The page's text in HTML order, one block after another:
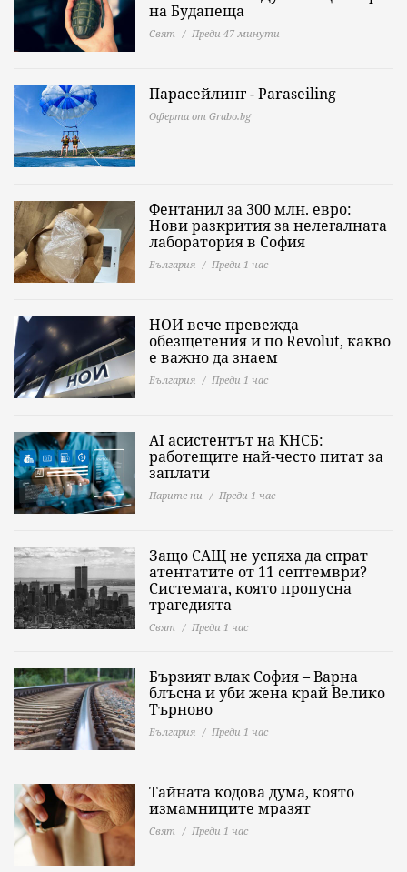
на Будапеща
Свят Преди 47 минути
Парасейлинг - Paraseiling
Оферта от Grabo.bg
Фентанил за 300 млн. евро:
Нови разкрития за нелегалната
лаборатория в София
България Преди 1 час
НОИ вече превежда
обезщетения и по Revolut, какво
е важно да знаeм
България Преди 1 час
AI асистентът на КНСБ:
работещите най-често питат за
заплати
Парите ни Преди 1 час
Защо САЩ не успяха да спрат
атентатите от 11 септември?
Системата, която пропусна
трагедията
Свят Преди 1 час
Бързият влак София – Варна
блъсна и уби жена край Велико
Търново
България Преди 1 час
Тайната кодова дума, която
измамниците мразят
Свят Преди 1 час